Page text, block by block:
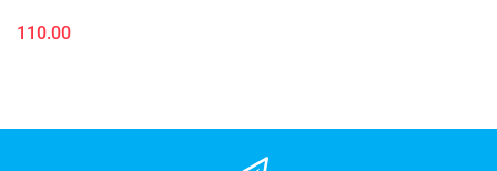
110.00